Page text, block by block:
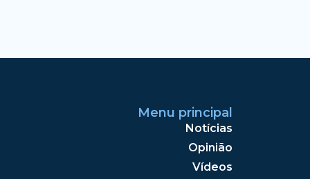
Menu principal
Notícias
Opinião
Vídeos